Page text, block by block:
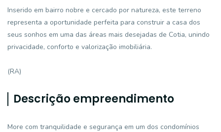
Inserido em bairro nobre e cercado por natureza, este terreno
representa a oportunidade perfeita para construir a casa dos
seus sonhos em uma das áreas mais desejadas de Cotia, unindo
privacidade, conforto e valorização imobiliária.
(RA)
Descrição empreendimento
More com tranquilidade e segurança em um dos condomínios